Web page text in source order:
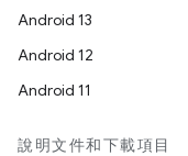
Android 13
Android 12
Android 11
說明文件和下載項目